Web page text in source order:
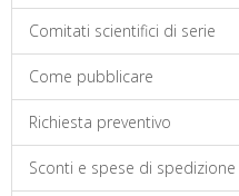
Comitati scientifici di serie
Come pubblicare
Richiesta preventivo
Sconti e spese di spedizione